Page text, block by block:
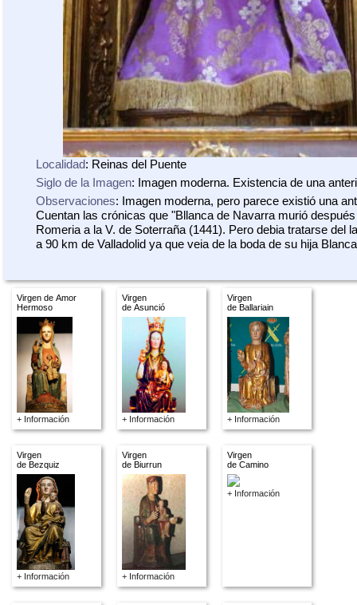
Localidad: Reinas del Puente
Siglo de la Imagen: Imagen moderna. Existencia de una
Observaciones: Imagen moderna, pero parece existió una
Cuentan las crónicas que "Bllanca de Navarra murió
Romeria a la V. de Soterraña (1441). Pero debia tratarse del
a 90 km de Valladolid ya que veia de la boda de su hija
Virgen de Amor
Hermoso
+ Información
Virgen
de Asunció
+ Información
Virgen
de Ballariain
+ Información
Virgen
de Bezquiz
+ Información
Virgen
de Biurrun
+ Información
Virgen
de Camino
+ Información